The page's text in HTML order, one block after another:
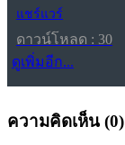
แชร์แวร์
ดาวน์โหลด : 30
ดูเพิ่มอีก...
ความคิดเห็น (0)